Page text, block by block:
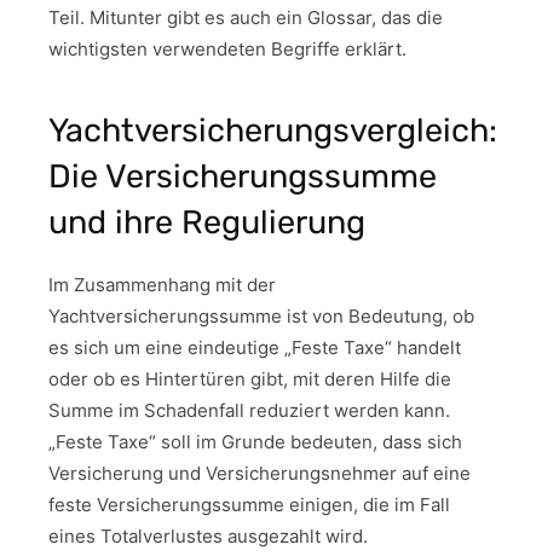
Teil. Mitunter gibt es auch ein Glossar, das die
wichtigsten verwendeten Begriffe erklärt.
Yachtversicherungsvergleich:
Die Versicherungssumme
und ihre Regulierung
Im Zusammenhang mit der
Yachtversicherungssumme ist von Bedeutung, ob
es sich um eine eindeutige „Feste Taxe“ handelt
oder ob es Hintertüren gibt, mit deren Hilfe die
Summe im Schadenfall reduziert werden kann.
„Feste Taxe“ soll im Grunde bedeuten, dass sich
Versicherung und Versicherungsnehmer auf eine
feste Versicherungssumme einigen, die im Fall
eines Totalverlustes ausgezahlt wird.